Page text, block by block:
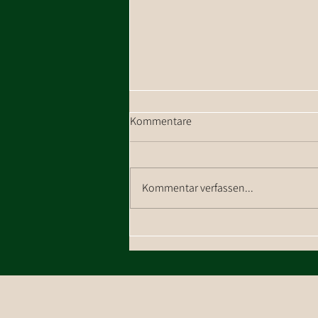
Weihnachtsfest
Kommentare
Kommentar verfassen...